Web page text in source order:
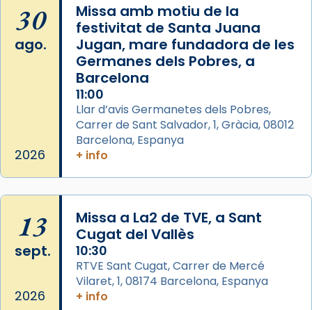
de Barcelona.
2 weeks ago
Aquest dilluns, 27 de juliol, ha tingut lloc la
missa d’acció de gràcies en agraïment al
comitè organitzador de la visita apostòlica
del Sant Pare Lleó XIV a Barcelona, i als
col·laboradors, a la Catedral de Barcelona.
L’arquebisbe de Barcelona, el cardenal Joan
Josep Omella, ha presidit la missa i l’ha
concelebrat el bisbe auxiliar de Barcelona,
Mons. David Abadías.
📸 Dr. G. Simón
View on Facebook · Share
Arquebisbat de Barcelona
30
ago.
2026
Missa amb motiu de la
festivitat de Santa Juana
Jugan, mare fundadora de les
Germanes dels Pobres, a
Barcelona
11:00
Llar d’avis Germanetes dels Pobres,
Carrer de Sant Salvador, 1, Gràcia, 08012
Barcelona, Espanya
+ info
13
sept.
2026
Missa a La2 de TVE, a Sant
Cugat del Vallès
10:30
RTVE Sant Cugat, Carrer de Mercé
Vilaret, 1, 08174 Barcelona, Espanya
+ info